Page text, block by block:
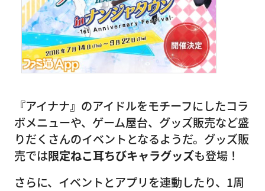
『アイナナ』のアイドルをモチーフにしたコラ
ボメニューや、ゲーム屋台、グッズ販売など盛
りだくさんのイベントとなるようだ。グッズ販
売では限定ねこ耳ちびキャラグッズも登場！
さらに、イベントとアプリを連動したり、1周